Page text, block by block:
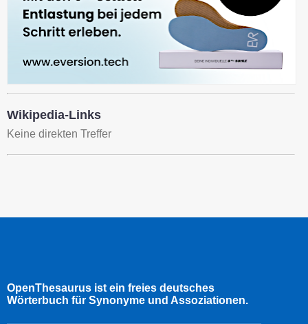
Wikipedia-Links
Keine direkten Treffer
OpenThesaurus ist ein freies deutsches
Wörterbuch für Synonyme und Assoziationen.